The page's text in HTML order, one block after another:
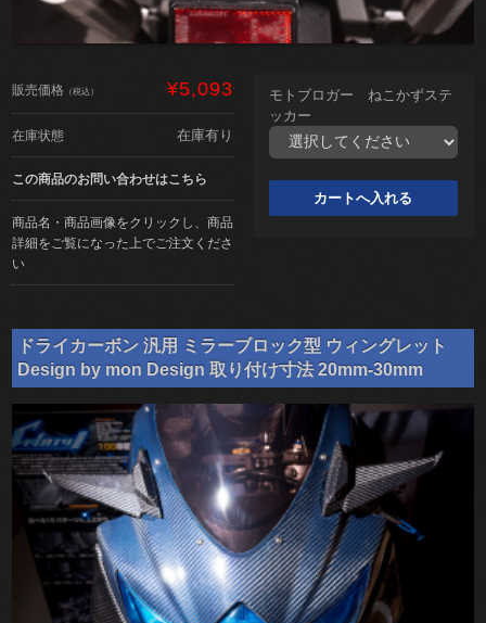
販売価格 （税込） ¥5,093
在庫状態 在庫有り
この商品のお問い合わせはこちら
商品名・商品画像をクリックし、商品
詳細をご覧になった上でご注文くださ
い
モトブロガー ねこかずステ
ッカー
ドライカーボン 汎用 ミラーブロック型 ウィングレット
Design by mon Design 取り付け寸法 20mm-30mm